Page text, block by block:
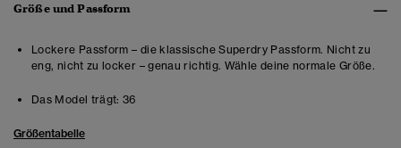
Größe und Passform
Lockere Passform – die klassische Superdry Passform. Nicht zu
eng, nicht zu locker – genau richtig. Wähle deine normale Größe.
Das Model trägt: 36
Größentabelle